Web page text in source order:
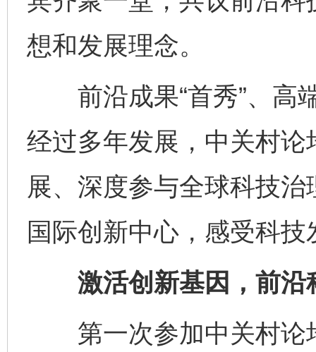
想和发展理念。
前沿成果“首秀”、高
经过多年发展，中关村
展、深度参与全球科技
国际创新中心，感受科
激活创新基因，前沿
第一次参加中关村论